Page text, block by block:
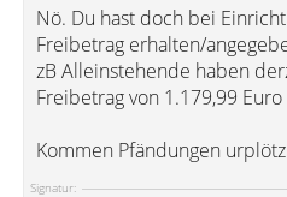
Nö. Du hast doch bei
Freibetrag erhalten/
zB Alleinstehende haben
Freibetrag von 1.179,99
Kommen Pfändungen
Signatur: